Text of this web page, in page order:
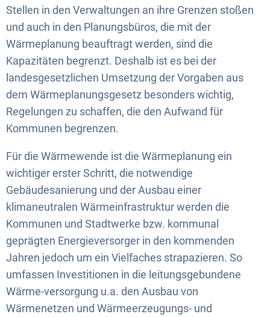
Stellen in den Verwaltungen an ihre Grenzen stoßen
und auch in den Planungsbüros, die mit der
Wärmeplanung beauftragt werden, sind die
Kapazitäten begrenzt. Deshalb ist es bei der
landesgesetzlichen Umsetzung der Vorgaben aus
dem Wärmeplanungsgesetz besonders wichtig,
Regelungen zu schaffen, die den Aufwand für
Kommunen begrenzen.
Für die Wärmewende ist die Wärmeplanung ein
wichtiger erster Schritt, die notwendige
Gebäudesanierung und der Ausbau einer
klimaneutralen Wärmeinfrastruktur werden die
Kommunen und Stadtwerke bzw. kommunal
geprägten Energieversorger in den kommenden
Jahren jedoch um ein Vielfaches strapazieren. So
umfassen Investitionen in die leitungsgebundene
Wärme-versorgung u.a. den Ausbau von
Wärmenetzen und Wärmeerzeugungs- und